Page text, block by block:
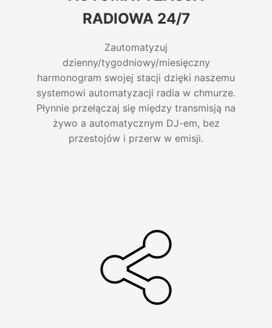
RADIOWA 24/7
Zautomatyzuj
dzienny/tygodniowy/miesięczny
harmonogram swojej stacji dzięki naszemu
systemowi automatyzacji radia w chmurze.
Płynnie przełączaj się między transmisją na
żywo a automatycznym DJ-em, bez
przestojów i przerw w emisji.